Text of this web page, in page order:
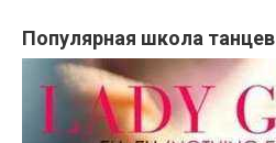
Популярная школа танцев